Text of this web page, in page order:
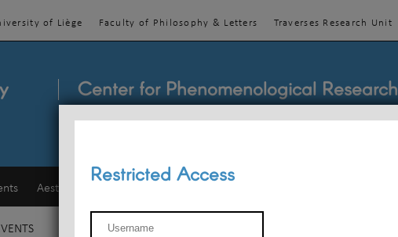
of Liège Faculty of Philosophy & Letters Traverses Research Unit
Center for Phenomenological Research
Aesthetics
TEACHINGS
Restricted Access